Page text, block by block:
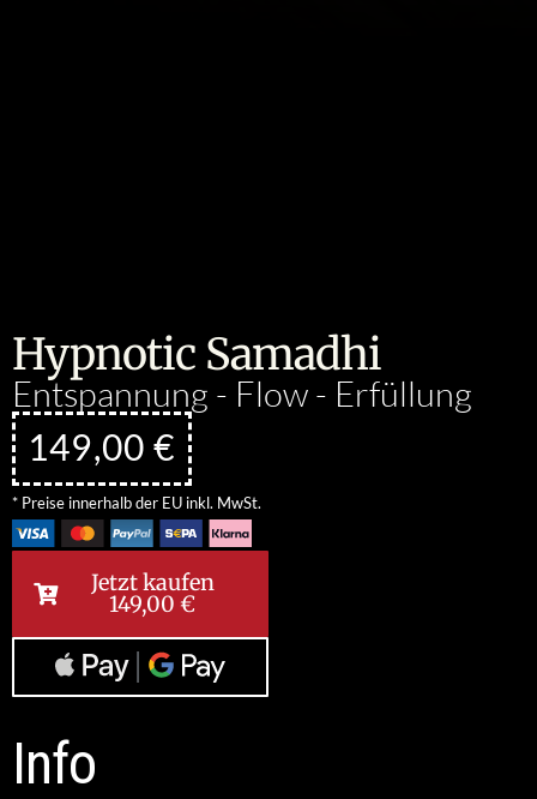
Hypnotic Samadhi
Entspannung - Flow - Erfüllung
149,00€
* Preise innerhalb der EU inkl. MwSt.
Jetzt kaufen
149,00 €
Info